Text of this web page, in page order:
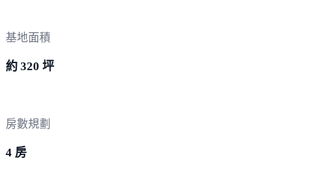
基地面積
約 320 坪
房數規劃
4 房